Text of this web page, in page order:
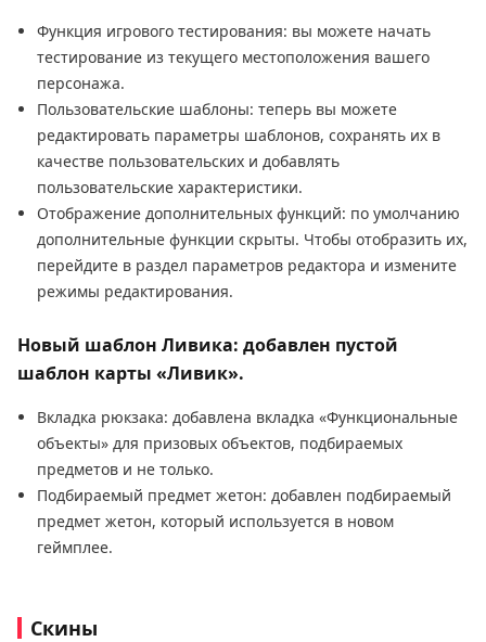
Функция игрового тестирования: вы можете начать
тестирование из текущего местоположения вашего
персонажа.
Пользовательские шаблоны: теперь вы можете
редактировать параметры шаблонов, сохранять их в
качестве пользовательских и добавлять
пользовательские характеристики.
Отображение дополнительных функций: по умолчанию
дополнительные функции скрыты. Чтобы отобразить их,
перейдите в раздел параметров редактора и измените
режимы редактирования.
Новый шаблон Ливика: добавлен пустой
шаблон карты «Ливик».
Вкладка рюкзака: добавлена вкладка «Функциональные
объекты» для призовых объектов, подбираемых
предметов и не только.
Подбираемый предмет жетон: добавлен подбираемый
предмет жетон, который используется в новом
геймплее.
Скины